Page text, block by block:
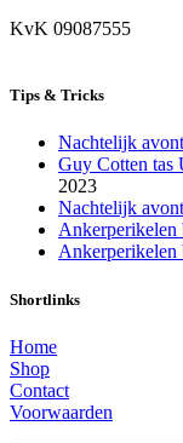
KvK 09087555
Tips & Tricks
Nachtelijk
Guy Cotten tas
2023
Nachtelijk
Ankerperikelen
Shortlinks
Home
Shop
Contact
Voorwaarden